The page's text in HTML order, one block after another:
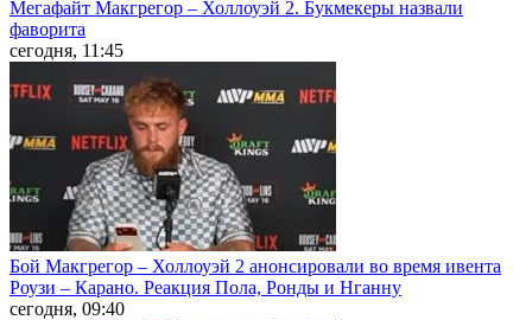
Мегафайт Макгрегор – Холлоуэй 2. Букмекеры назвали
фаворита
сегодня, 11:45
Бой Макгрегор – Холлоуэй 2 анонсировали во время ивента
Роузи – Карано. Реакция Пола, Ронды и Нганну
сегодня, 09:40